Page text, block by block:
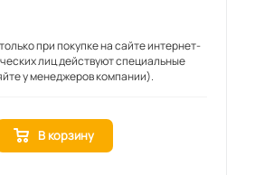
при покупке на сайте интернет-
лиц действуют специальные
у менеджеров компании).
В корзину